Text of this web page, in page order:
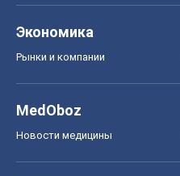
Экономика
Рынки и компании
MedOboz
Новости медицины